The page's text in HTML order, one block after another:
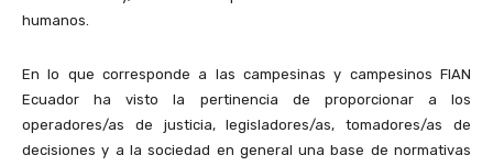
humanos.
En lo que corresponde a las campesinas y campesinos FIAN
Ecuador ha visto la pertinencia de proporcionar a los
operadores/as de justicia, legisladores/as, tomadores/as de
decisiones y a la sociedad en general una base de normativas